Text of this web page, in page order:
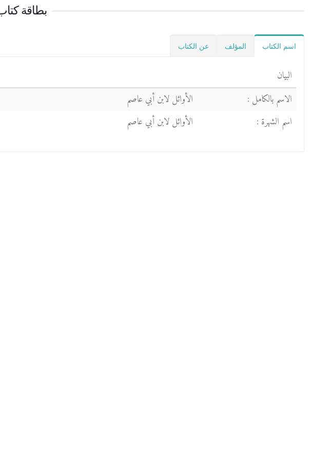
بطاقة
اسم الكتاب المؤلف عن الكتاب
البيان
الاسم بالكامل :
الأوائل لابن أبي عاصم
اسم الشهرة :
الأوائل لابن أبي عاصم